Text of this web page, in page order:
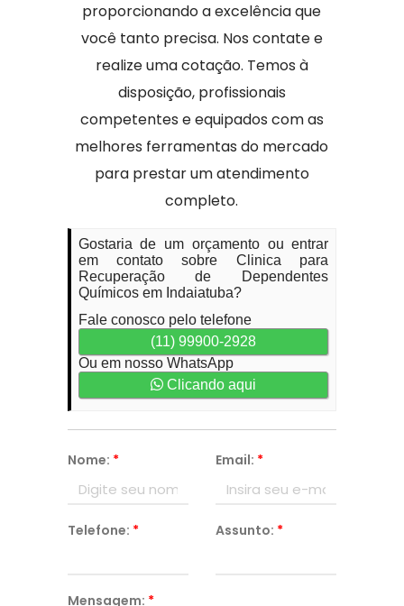
proporcionando a excelência que
você tanto precisa. Nos contate e
realize uma cotação. Temos à
disposição, profissionais
competentes e equipados com as
melhores ferramentas do mercado
para prestar um atendimento
completo.
Gostaria de um orçamento ou entrar
em contato sobre Clinica para
Recuperação de Dependentes
Químicos em Indaiatuba?
Fale conosco pelo telefone
(11) 99900-2928
Ou em nosso WhatsApp
Clicando aqui
Nome: * Email: *
Telefone: * Assunto: *
Mensagem: *